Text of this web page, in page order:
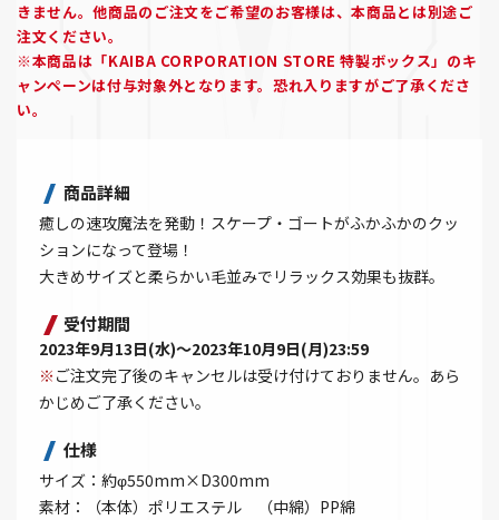
きません。他商品のご注文をご希望のお客様は、本商品とは別途ご
注文ください。
※本商品は「KAIBA CORPORATION STORE 特製ボックス」のキ
ャンペーンは付与対象外となります。恐れ入りますがご了承くださ
い。
商品詳細
癒しの速攻魔法を発動！スケープ・ゴートがふかふかのクッ
ションになって登場！
大きめサイズと柔らかい毛並みでリラックス効果も抜群。
受付期間
2023年9月13日(水)～2023年10月9日(月)23:59
※ ご注文完了後のキャンセルは受け付けておりません。あら
かじめご了承ください。
仕様
サイズ：約φ550mm×D300mm
素材：（本体）ポリエステル （中綿）PP綿